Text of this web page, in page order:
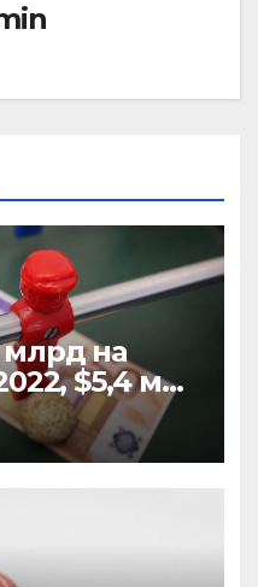
млрд на
$5,4 млн